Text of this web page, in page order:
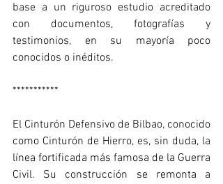
base a un riguroso estudio acreditado
con documentos, fotografías y
testimonios, en su mayoría poco
conocidos o inéditos.
***********
El Cinturón Defensivo de Bilbao, conocido
como Cinturón de Hierro, es, sin duda, la
línea fortificada más famosa de la Guerra
Civil. Su construcción se remonta a